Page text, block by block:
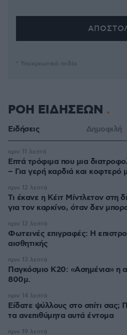
* Υποχρεωτικά πεδία
ΡΟΗ ΕΙΔΗΣΕΩΝ
Ειδήσεις Δημοφιλή
Επτά τρόφιμα που μια
– Για γερή καρδιά και κοφτερό
πριν 11 λεπτά
Τι έκανε η Κέιτ Μίντλετον στη
για τον καρκίνο, όταν δεν
πριν 12 λεπτά
Φωτεινές επιγραφές: Η
αισθητικής
πριν 12 λεπτά
Παγκόσμιο Κ20: «Ασημένια» η
800μ.
πριν 13 λεπτά
Είδατε ψύλλους στο σπίτι
τα ανεπιθύμητα αυτά έντομα
πριν 14 λεπτά
πριν 19 λεπτά